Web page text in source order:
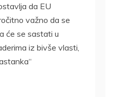
da EU
važno da se
će se sastati u
iz bivše vlasti,